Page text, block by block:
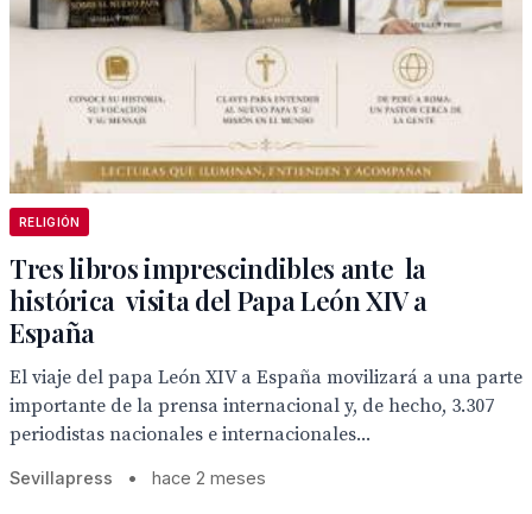
RELIGIÓN
Tres libros imprescindibles ante la
histórica visita del Papa León XIV a
España
El viaje del papa León XIV a España movilizará a una parte
importante de la prensa internacional y, de hecho, 3.307
periodistas nacionales e internacionales...
Sevillapress • hace 2 meses